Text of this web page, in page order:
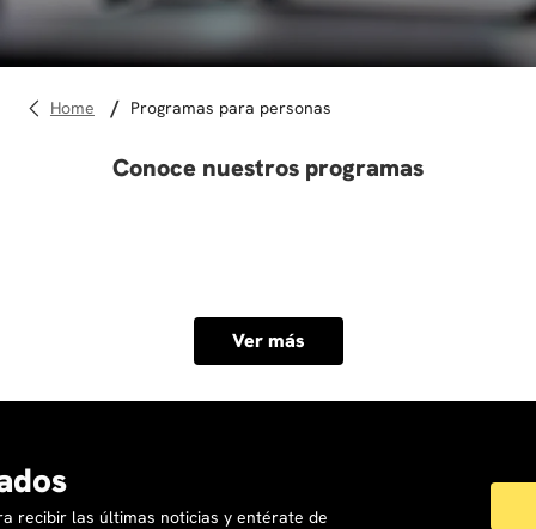
diseño
programas para personas
Conoce nuestros programas
Ver más
recibir las últimas noticias y entérate de